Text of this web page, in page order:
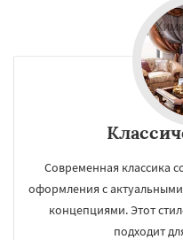
Современная классика
оформления с
концепциями. Этот
подходит